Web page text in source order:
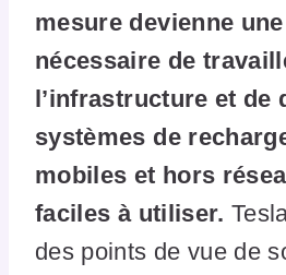
mesure devienne
nécessaire de
l’infrastructure et de
systèmes de
mobiles et hors
faciles à utiliser.
des points de vue de